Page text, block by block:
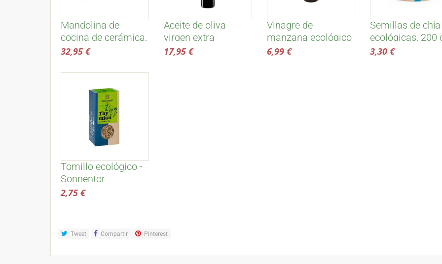
Mandolina de
cocina de cerámica,
juliana - Kyocera
32,95 €
Aceite de oliva
virgen extra
ecológico 500 ml,
17,95 €
Vinagre de
manzana ecológico
6,99 €
Semillas de chía
ecológicas, 200
Naturgreen
3,30 €
Tomillo ecológico -
Sonnentor
2,75 €
Tweet Compartir Pinterest